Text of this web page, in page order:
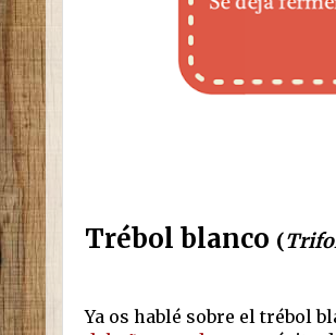
Trébol blanco (
Ya os hablé sobre el trébol